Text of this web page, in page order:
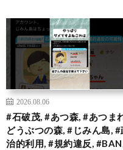
2026.08.06
#石破茂, #あつ森, #あつま
どうぶつの森, #じみん島, #
治的利用, #規約違反,